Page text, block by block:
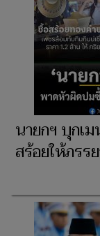
นายกฯ บุกเ
สร้อยให้ภรร